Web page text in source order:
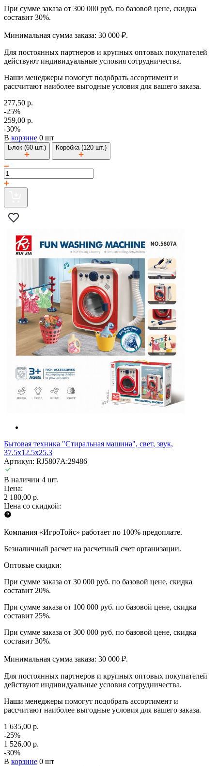
При сумме заказа от 300 000 руб. по базовой цене, скидка
составит 30%.
Минимальная сумма заказа: 30 000 ₽.
Для постоянных партнеров и крупных оптовых покупателей
действуют индивидуальные условия сотрудничества.
Наши менеджеры помогут подобрать ассортимент и
рассчитают наиболее выгодные условия для вашего заказа.
277,50 р.
-25%
259,00 р.
-30%
В корзине 0 шт
Блок (60 шт.) Коробка (120 шт.)
Бытовая техника "Стиральная машина", свет, звук,
37.5x12.5x25.3
Артикул: RJ5807A:29486
В наличии 4 шт.
Цена:
2 180,00 р.
Цена со скидкой:
Компания «ИгроТойс» работает по 100% предоплате.
Безналичный расчет на расчетный счет организации.
Оптовые скидки:
При сумме заказа от 30 000 руб. по базовой цене, скидка
составит 20%.
При сумме заказа от 100 000 руб. по базовой цене, скидка
составит 25%.
При сумме заказа от 300 000 руб. по базовой цене, скидка
составит 30%.
Минимальная сумма заказа: 30 000 ₽.
Для постоянных партнеров и крупных оптовых покупателей
действуют индивидуальные условия сотрудничества.
Наши менеджеры помогут подобрать ассортимент и
рассчитают наиболее выгодные условия для вашего заказа.
1 635,00 р.
-25%
1 526,00 р.
-30%
В корзине 0 шт